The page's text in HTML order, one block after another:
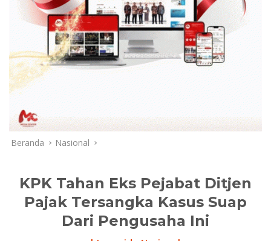
Beranda Nasional
KPK Tahan Eks Pejabat Ditjen
Pajak Tersangka Kasus Suap
Dari Pengusaha Ini